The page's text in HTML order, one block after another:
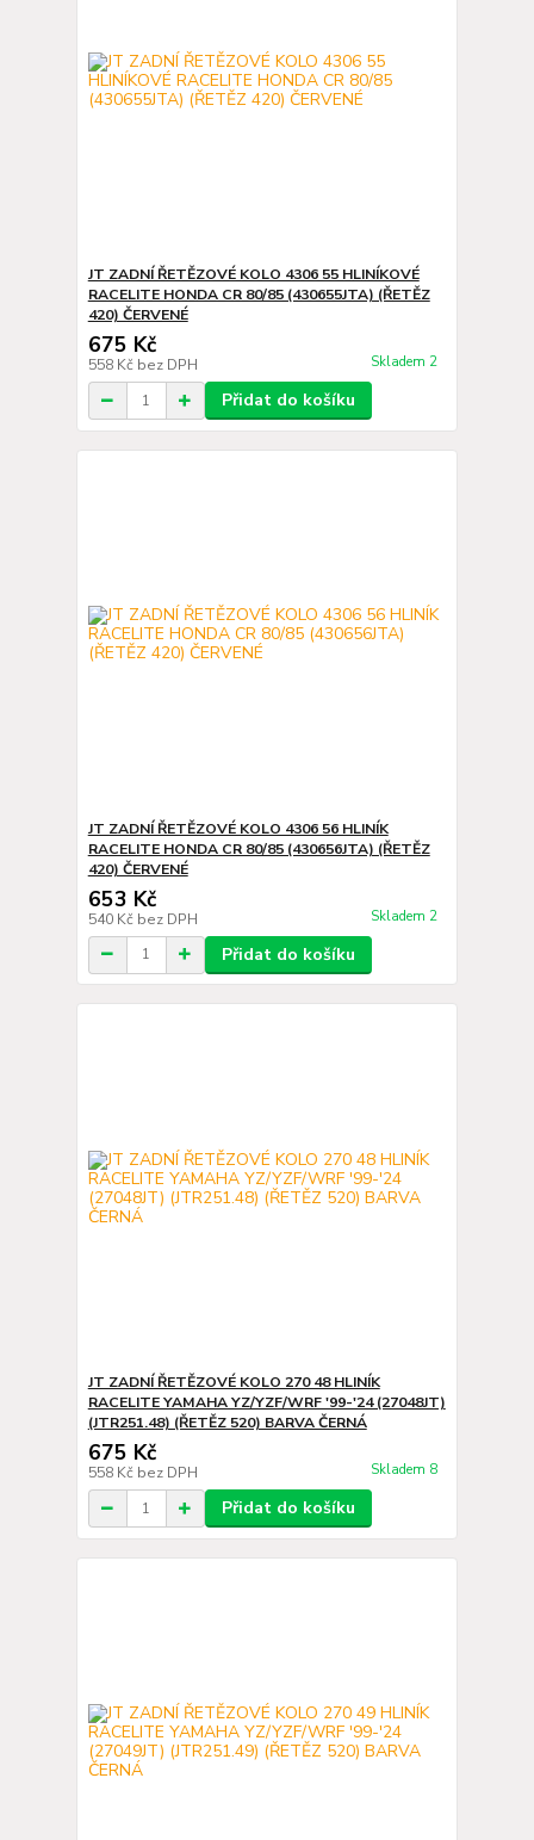
JT ZADNÍ ŘETĚZOVÉ KOLO 4306 55 HLINÍKOVÉ
RACELITE HONDA CR 80/85 (430655JTA) (ŘETĚZ
420) ČERVENÉ
675 Kč
558 Kč bez DPH Skladem 2
Přidat do košíku
JT ZADNÍ ŘETĚZOVÉ KOLO 4306 56 HLINÍK
RACELITE HONDA CR 80/85 (430656JTA) (ŘETĚZ
420) ČERVENÉ
653 Kč
540 Kč bez DPH Skladem 2
Přidat do košíku
JT ZADNÍ ŘETĚZOVÉ KOLO 270 48 HLINÍK
RACELITE YAMAHA YZ/YZF/WRF '99-'24 (27048JT)
(JTR251.48) (ŘETĚZ 520) BARVA ČERNÁ
675 Kč
558 Kč bez DPH Skladem 8
Přidat do košíku